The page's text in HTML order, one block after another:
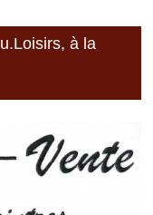
à la